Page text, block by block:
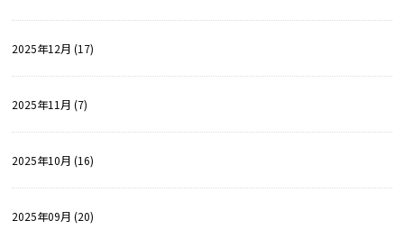
2025年12月 (17)
2025年11月 (7)
2025年10月 (16)
2025年09月 (20)